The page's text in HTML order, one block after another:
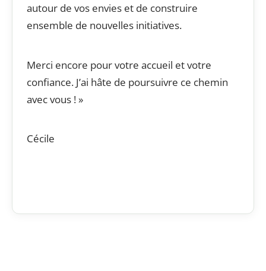
autour de vos envies et de construire
ensemble de nouvelles initiatives.
Merci encore pour votre accueil et votre
confiance. J’ai hâte de poursuivre ce chemin
avec vous ! »
Cécile